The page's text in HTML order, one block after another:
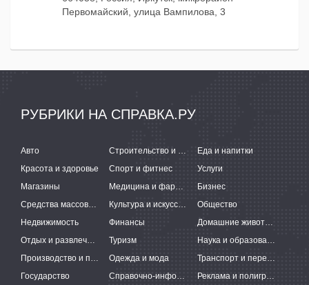
Первомайский, улица Вампилова, 3
РУБРИКИ НА СПРАВКА.РУ
Авто Строительство и ремонт
Еда и напитки
Красота и здоровье
Спорт и фитнес
Услуги
Магазины
Медицина и фармацевтика
Бизнес
Средства массовой информации
Культура и искусство
Общество
Недвижимость
Финансы
Домашние животные
Отдых и развлечения
Туризм
Наука и образование
Производство и поставки
Одежда и мода
Транспорт и перевозки
Государство
Справочно-информационные системы Реклама и полиграфия